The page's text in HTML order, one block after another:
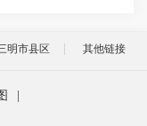
明市县区 其他链接